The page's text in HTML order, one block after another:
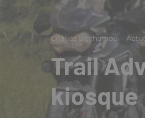
Charles Benhamou ·
Trail
kiosque